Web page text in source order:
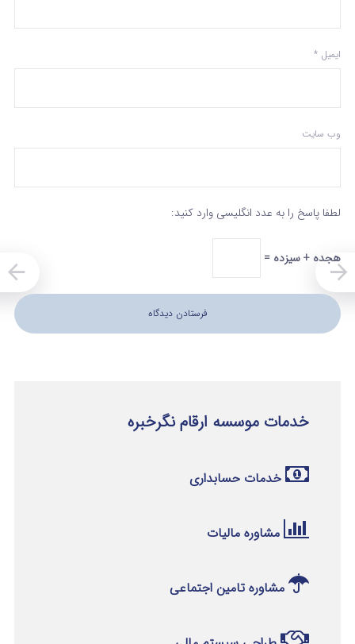
ایمیل *
وب‌ سایت
لطفا پاسخ را به عدد انگلیسی وارد کنید:
هجده + سیزده =
خدمات موسسه ارقام نگرخبره
خدمات حسابداری
مشاوره مالیات
مشاوره تامین اجتماعی